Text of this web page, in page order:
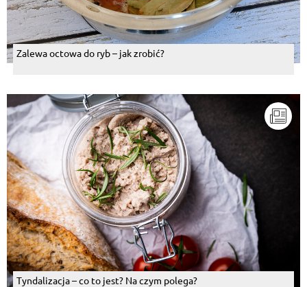
Zalewa octowa do ryb – jak zrobić?
Tyndalizacja – co to jest? Na czym polega?